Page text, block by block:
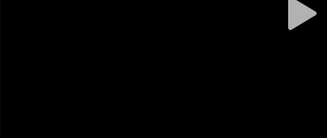
Play